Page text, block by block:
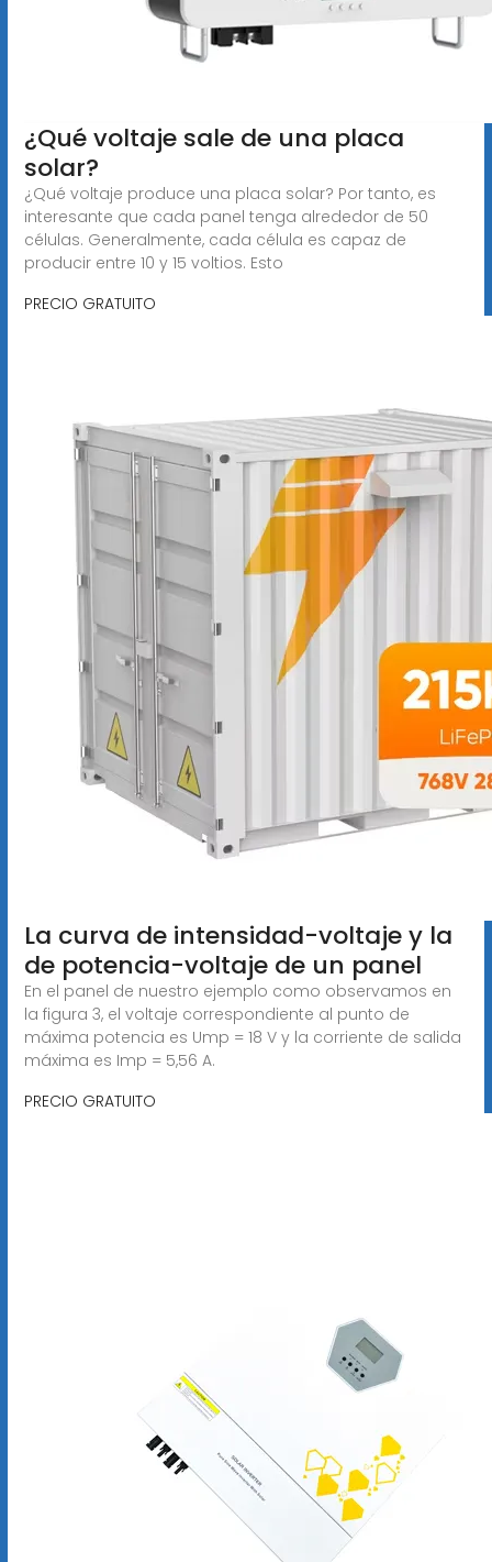
¿Qué voltaje sale de una placa
solar?
¿Qué voltaje produce una placa solar? Por tanto, es
interesante que cada panel tenga alrededor de 50
células. Generalmente, cada célula es capaz de
producir entre 10 y 15 voltios. Esto
PRECIO GRATUITO
La curva de intensidad-voltaje y la
de potencia-voltaje de un panel
En el panel de nuestro ejemplo como observamos en
la figura 3, el voltaje correspondiente al punto de
máxima potencia es Ump = 18 V y la corriente de salida
máxima es Imp = 5,56 A.
PRECIO GRATUITO